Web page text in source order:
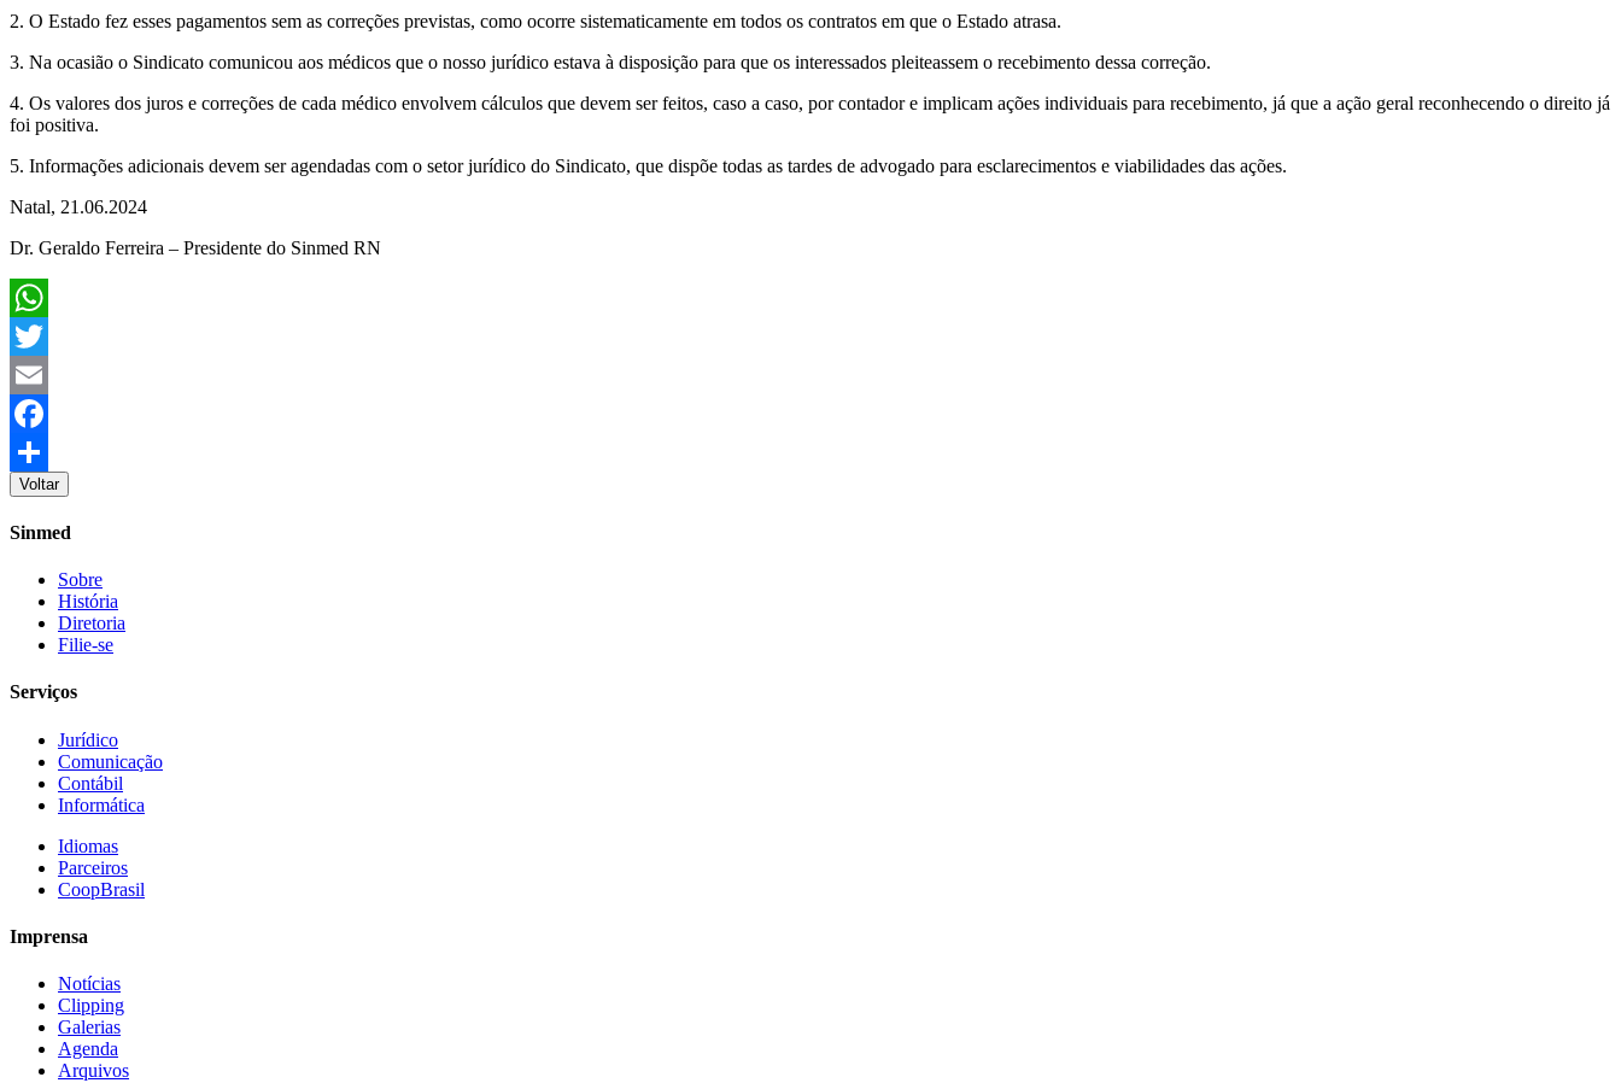
2. O Estado fez esses pagamentos sem as correções previstas, como ocorre sistematicamente em todos os contratos em que o Estado atrasa.
3. Na ocasião o Sindicato comunicou aos médicos que o nosso jurídico estava à disposição para que os interessados pleiteassem o recebimento dessa correção.
4. Os valores dos juros e correções de cada médico envolvem cálculos que devem ser feitos, caso a caso, por contador e implicam ações individuais para recebimento, já que a ação geral reconhecendo o direito já
foi positiva.
5. Informações adicionais devem ser agendadas com o setor jurídico do Sindicato, que dispõe todas as tardes de advogado para esclarecimentos e viabilidades das ações.
Natal, 21.06.2024
Dr. Geraldo Ferreira – Presidente do Sinmed RN
WhatsApp
Twitter
Email
Facebook
Share
Voltar
Sinmed
Sobre
História
Diretoria
Filie-se
Serviços
Jurídico
Comunicação
Contábil
Informática
Idiomas
Parceiros
CoopBrasil
Imprensa
Notícias
Clipping
Galerias
Agenda
Arquivos